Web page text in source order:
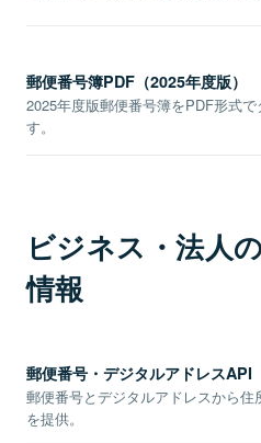
郵便番号簿PDF（2025年度版）
2025年度版郵便番号簿をPDF形式
す。
ビジネス・法人
情報
郵便番号・デジタルアドレスAPI
郵便番号とデジタルアドレスから
を提供。